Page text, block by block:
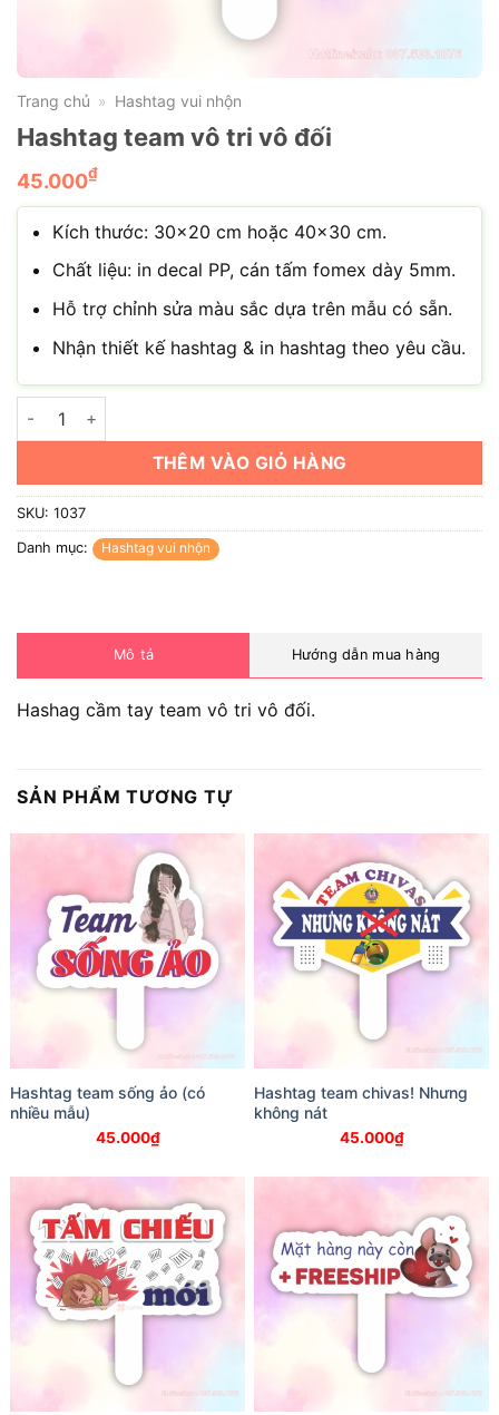
Trang chủ » Hashtag vui nhộn
Hashtag team vô tri vô đối
45.000₫
Kích thước: 30×20 cm hoặc 40×30 cm.
Chất liệu: in decal PP, cán tấm fomex dày 5mm.
Hỗ trợ chỉnh sửa màu sắc dựa trên mẫu có sẵn.
Nhận thiết kế hashtag & in hashtag theo yêu cầu.
Hashtag team vô tri vô đối số lượng
THÊM VÀO GIỎ HÀNG
SKU: 1037
Danh mục: Hashtag vui nhộn
Mô tả Hướng dẫn mua hàng
Hashag cầm tay team vô tri vô đối.
SẢN PHẨM TƯƠNG TỰ
Hashtag team sống ảo (có
nhiều mẫu)
45.000₫
Hashtag team chivas! Nhưng
không nát
45.000₫